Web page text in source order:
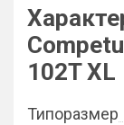
102T XL
Типоразмер